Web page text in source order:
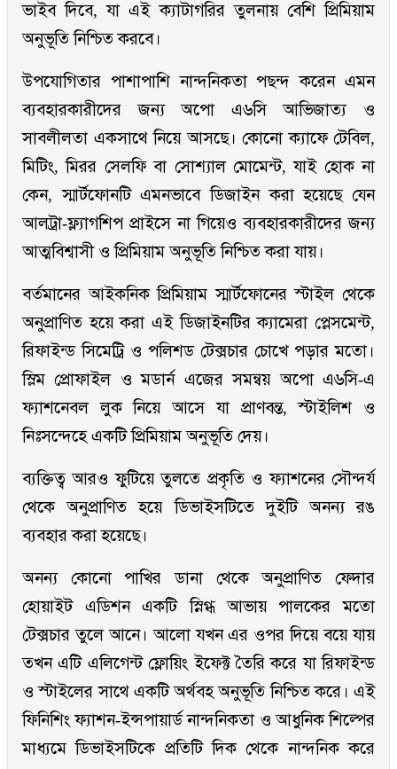
ভাইব দিবে, যা এই ক্যাটাগরির তুলনায় বেশি প্রিমিয়াম
অনুভূতি নিশ্চিত করবে।
উপযোগিতার পাশাপাশি নান্দনিকতা পছন্দ করেন এমন
ব্যবহারকারীদের জন্য অপো এ৬সি আভিজাত্য ও
সাবলীলতা একসাথে নিয়ে আসছে। কোনো ক্যাফে টেবিল,
মিটিং, মিরর সেলফি বা সোশ্যাল মোমেন্ট, যাই হোক না
কেন, স্মার্টফোনটি এমনভাবে ডিজাইন করা হয়েছে যেন
আলট্রা-ফ্ল্যাগশিপ প্রাইসে না গিয়েও ব্যবহারকারীদের জন্য
আত্মবিশ্বাসী ও প্রিমিয়াম অনুভূতি নিশ্চিত করা যায়।
বর্তমানের আইকনিক প্রিমিয়াম স্মার্টফোনের স্টাইল থেকে
অনুপ্রাণিত হয়ে করা এই ডিজাইনটির ক্যামেরা প্লেসমেন্ট,
রিফাইন্ড সিমেট্রি ও পলিশড টেক্সচার চোখে পড়ার মতো।
স্লিম প্রোফাইল ও মডার্ন এজের সমন্বয় অপো এ৬সি-এ
ফ্যাশনেবল লুক নিয়ে আসে যা প্রাণবন্ত, স্টাইলিশ ও
নিঃসন্দেহে একটি প্রিমিয়াম অনুভূতি দেয়।
ব্যক্তিত্ব আরও ফুটিয়ে তুলতে প্রকৃতি ও ফ্যাশনের সৌন্দর্য
থেকে অনুপ্রাণিত হয়ে ডিভাইসটিতে দুইটি অনন্য রঙ
ব্যবহার করা হয়েছে।
অনন্য কোনো পাখির ডানা থেকে অনুপ্রাণিত ফেদার
হোয়াইট এডিশন একটি স্নিগ্ধ আভায় পালকের মতো
টেক্সচার তুলে আনে। আলো যখন এর ওপর দিয়ে বয়ে যায়
তখন এটি এলিগেন্ট ফ্লোয়িং ইফেক্ট তৈরি করে যা রিফাইন্ড
ও স্টাইলের সাথে একটি অর্থবহ অনুভূতি নিশ্চিত করে। এই
ফিনিশিং ফ্যাশন-ইন্সপায়ার্ড নান্দনিকতা ও আধুনিক শিল্পের
মাধ্যমে ডিভাইসটিকে প্রতিটি দিক থেকে নান্দনিক করে